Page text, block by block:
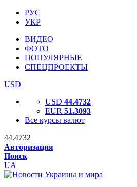
РУС
УКР
ВИДЕО
ФОТО
ПОПУЛЯРНЫЕ
СПЕЦПРОЕКТЫ
USD
USD 44.4732
EUR 51.3093
Все курсы валют
44.4732
Авторизация
Поиск
UA